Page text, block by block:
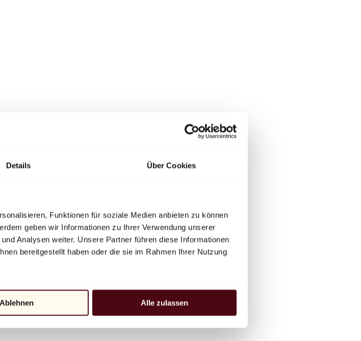
Details Über Cookies
Funktionen für soziale Medien anbieten zu können
geben wir Informationen zu Ihrer Verwendung unserer
Analysen weiter. Unsere Partner führen diese Informationen
bereitgestellt haben oder die sie im Rahmen Ihrer Nutzung
Ablehnen Alle zulassen